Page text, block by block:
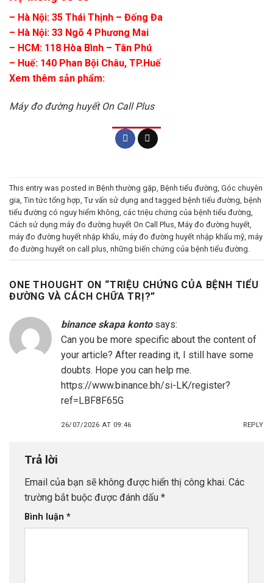
– Hà Nội: 35 Thái Thịnh – Đống Đa
– Hà Nội: 33 Ngõ 4 Phương Mai
– HCM: 118 Hòa Bình – Tân Phú
– Huế: 140 Phan Bội Châu, TP.Huế
Xem thêm sản phẩm:
Máy đo đường huyết On Call Plus
This entry was posted in Bệnh thường gặp Bệnh tiểu đường Góc chuyên
gia Tin tức tổng hợp Tư vấn sử dụng and tagged bệnh tiểu đường bệnh
tiểu đường có nguy hiểm không các triệu chứng của bệnh tiểu đường
Cách sử dụng máy đo đường huyết On Call Plus Máy đo đường huyết
máy đo đường huyết nhập khẩu máy đo đường huyết nhập khẩu mỹ máy
đo đường huyết on call plus những biến chứng của bệnh tiểu đường
ONE THOUGHT ON “TRIỆU CHỨNG CỦA BỆNH TIỂU
ĐƯỜNG VÀ CÁCH CHỮA TRỊ?”
binance skapa konto says:
Can you be more specific about the content of
your article? After reading it, I still have some
doubts. Hope you can help me.
https://www.binance.bh/si-LK/register?
ref=LBF8F65G
26/07/2026 AT 09:46 REPLY
Trả lời
Email của bạn sẽ không được hiển thị công khai. Các
trường bắt buộc được đánh dấu *
Bình luận *